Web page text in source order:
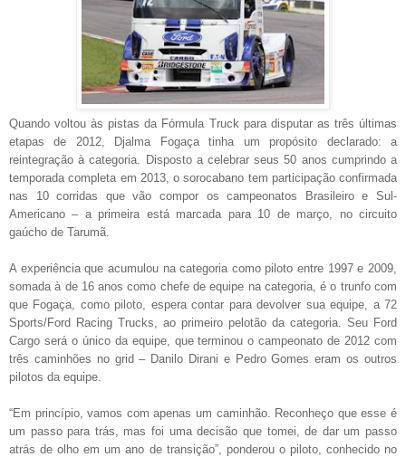
Quando voltou às pistas da Fórmula Truck para disputar as três últimas
etapas de 2012, Djalma Fogaça tinha um propósito declarado: a
reintegração à categoria. Disposto a celebrar seus 50 anos cumprindo a
temporada completa em 2013, o sorocabano tem participação confirmada
nas 10 corridas que vão compor os campeonatos Brasileiro e Sul-
Americano – a primeira está marcada para 10 de março, no circuito
gaúcho de Tarumã.
A experiência que acumulou na categoria como piloto entre 1997 e 2009,
somada à de 16 anos como chefe de equipe na categoria, é o trunfo com
que Fogaça, como piloto, espera contar para devolver sua equipe, a 72
Sports/Ford Racing Trucks, ao primeiro pelotão da categoria. Seu Ford
Cargo será o único da equipe, que terminou o campeonato de 2012 com
três caminhões no grid – Danilo Dirani e Pedro Gomes eram os outros
pilotos da equipe.
“Em princípio, vamos com apenas um caminhão. Reconheço que esse é
um passo para trás, mas foi uma decisão que tomei, de dar um passo
atrás de olho em um ano de transição”, ponderou o piloto, conhecido no